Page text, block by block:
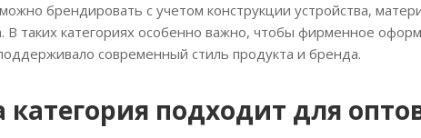
брендировать с учетом конструкции устройства,
В таких категориях особенно важно, чтобы фирменное
современный стиль продукта и бренда.
категория подходит для